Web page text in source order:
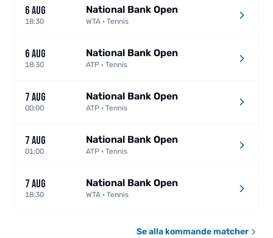
6 AUG
18:30
National Bank Open
WTA · Tennis
6 AUG
18:30
National Bank Open
ATP · Tennis
7 AUG
00:00
National Bank Open
ATP · Tennis
7 AUG
01:00
National Bank Open
ATP · Tennis
7 AUG
18:30
National Bank Open
WTA · Tennis
Se alla kommande matcher